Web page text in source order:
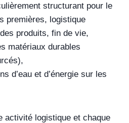
structurant pour le
premières, logistique
produits, fin de vie,
matériaux durables
d’eau et d’énergie sur les
activité logistique et chaque